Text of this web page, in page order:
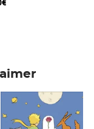
panier